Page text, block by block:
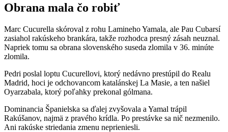
Obrana mala čo robiť
Marc Cucurella skóroval z rohu Lamineho Yamala, ale Pau Cubarsí
zasiahol rakúskeho brankára, takže rozhodca presný zásah neuznal.
Napriek tomu sa obrana slovenského suseda zlomila v 36. minúte
zlomila.
Pedri poslal loptu Cucurellovi, ktorý nedávno prestúpil do Realu
Madrid, hoci je odchovancom katalánskej La Masie, a ten našiel
Oyarzabala, ktorý poľahky prekonal gólmana.
Dominancia Španielska sa ďalej zvyšovala a Yamal trápil
Rakúšanov, najmä z pravého krídla. Po prestávke sa nič nezmenilo.
Ani rakúske striedania zmenu neprieniesli.